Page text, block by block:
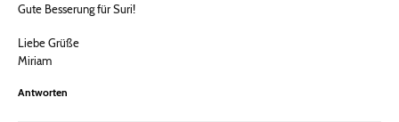
Gute Besserung für Suri!
Liebe Grüße
Miriam
Antworten